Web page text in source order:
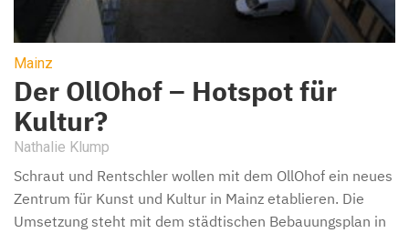
Mainz
Der OllOhof – Hotspot für
Kultur?
Nathalie Klump
Schraut und Rentschler wollen mit dem OllOhof ein neues
Zentrum für Kunst und Kultur in Mainz etablieren. Die
Umsetzung steht mit dem städtischen Bebauungsplan in